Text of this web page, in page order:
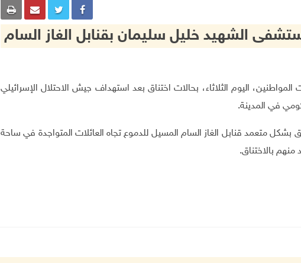
الشهيد خليل سليمان بقنابل الغاز السام
عشرات المواطنين، اليوم الثلاثاء، بحالات اختناق بعد استهداف جيش الاحتلال الإسرائيلي
في المدينة.
بشكل متعمد قنابل الغاز السام المسيل للدموع تجاه العائلات المتواجدة في ساحة
بالاختناق.